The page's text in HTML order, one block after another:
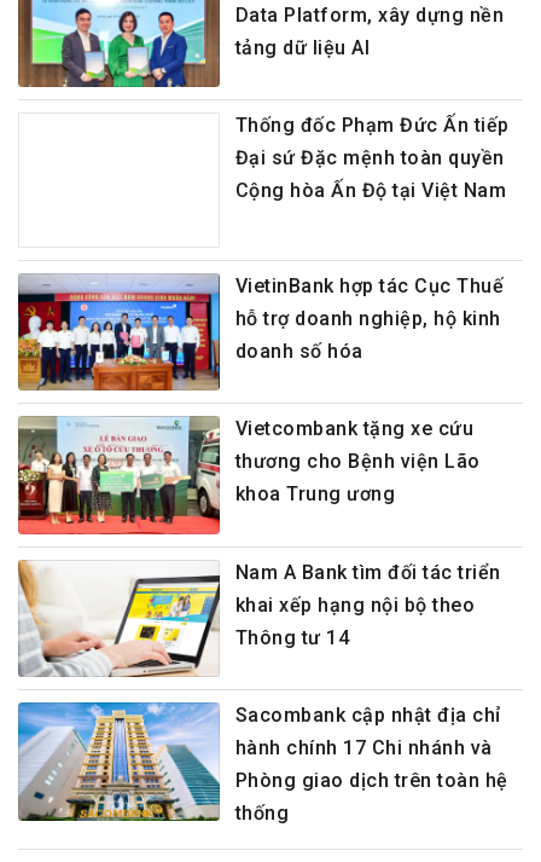
Data Platform, xây dựng nền
tảng dữ liệu AI
Thống đốc Phạm Đức Ấn tiếp
Đại sứ Đặc mệnh toàn quyền
Cộng hòa Ấn Độ tại Việt Nam
VietinBank hợp tác Cục Thuế
hỗ trợ doanh nghiệp, hộ kinh
doanh số hóa
Vietcombank tặng xe cứu
thương cho Bệnh viện Lão
khoa Trung ương
Nam A Bank tìm đối tác triển
khai xếp hạng nội bộ theo
Thông tư 14
Sacombank cập nhật địa chỉ
hành chính 17 Chi nhánh và
Phòng giao dịch trên toàn hệ
thống